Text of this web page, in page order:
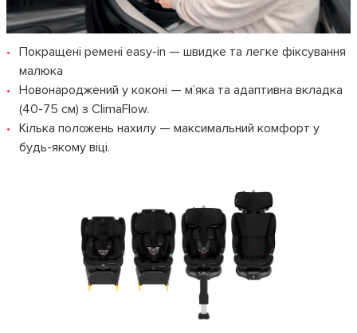
Покращені ремені easy-in — швидке та легке фіксування
малюка
Новонароджений у коконі — м’яка та адаптивна вкладка
(40-75 см) з ClimaFlow.
Кілька положень нахилу — максимальний комфорт у
будь-якому віці.